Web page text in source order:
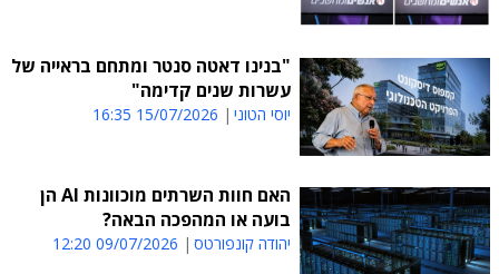
"בנינו דאטה סנטר ומתחם בראייה של
עשרות שנים קדימה"
יוסי הטוני 15/07/2026 16:35
האם חוות השרתים מוכוונות AI הן
בועה או המהפכה הבאה?
יהודה קונפורטס 09/07/2026 12:20